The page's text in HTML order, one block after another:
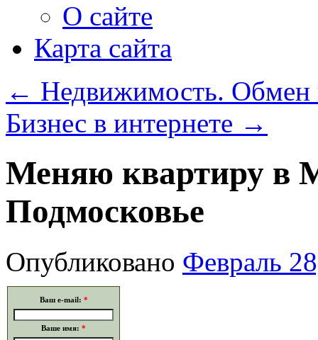
О сайте
Карта сайта
← Недвижимость. Обмен
Бизнес в интернете →
Меняю квартиру в
Подмосковье
Опубликовано Февраль
Ваш e-mail: *
Ваше имя: *